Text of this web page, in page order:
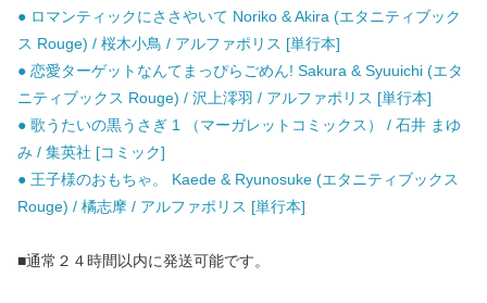
● ロマンティックにささやいて Noriko & Akira (エタニティブック
ス Rouge) / 桜木小鳥 / アルファポリス [単行本]
● 恋愛ターゲットなんてまっぴらごめん! Sakura & Syuuichi (エタ
ニティブックス Rouge) / 沢上澪羽 / アルファポリス [単行本]
● 歌うたいの黒うさぎ 1 （マーガレットコミックス） / 石井 まゆ
み / 集英社 [コミック]
● 王子様のおもちゃ。 Kaede & Ryunosuke (エタニティブックス
Rouge) / 橘志摩 / アルファポリス [単行本]
■通常２４時間以内に発送可能です。